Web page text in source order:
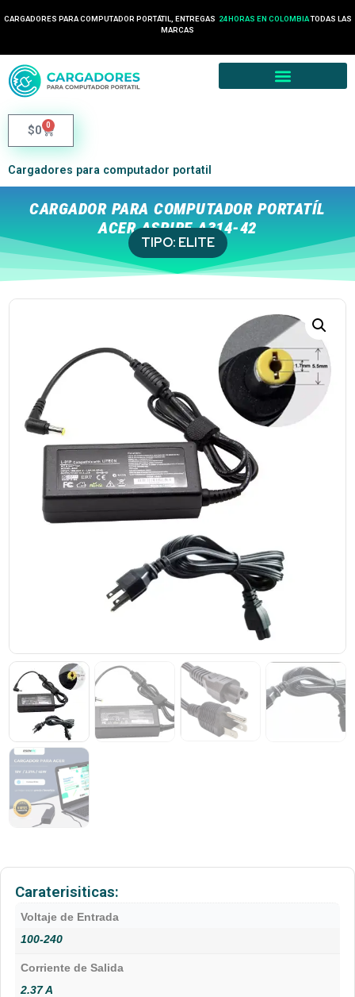
CARGADORES PARA COMPUTADOR PORTÁTIL, ENTREGAS 24 HORAS EN COLOMBIATODAS LAS
MARCAS
$0 0
Cargadores para computador portatil
CARGADOR PARA COMPUTADOR PORTATÍL
ACER ASPIRE A314-42
TIPO: ELITE
Caraterisiticas:
Voltaje de Entrada
100-240
Corriente de Salida
2.37 A